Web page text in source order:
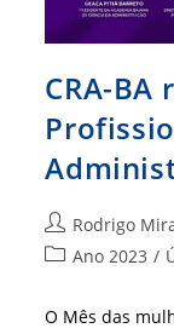
CRA-BA
Autor
do
Rodrigo
Categoria
post:
Ano 2023 /
O Mês das